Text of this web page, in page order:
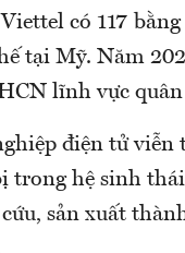
có 117 bằng
tại Mỹ. Năm
lĩnh vực quân
điện tử viễn
trong hệ sinh
sản xuất